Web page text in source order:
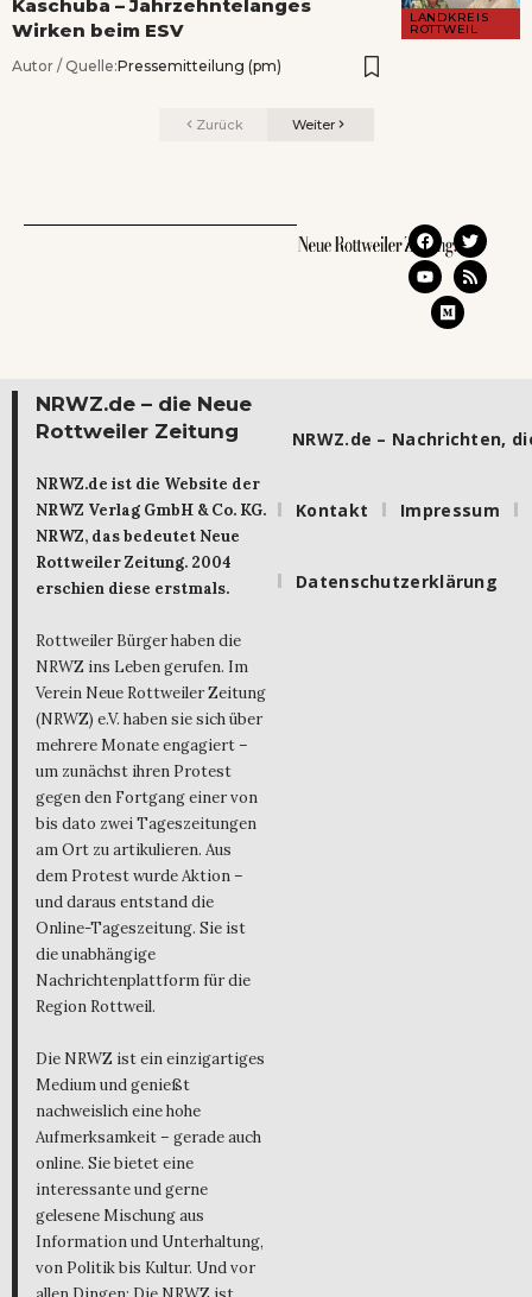
LANDKREIS
ROTTWEIL
Kaschuba – Jahrzehntelanges
Wirken beim ESV
Autor / Quelle:Pressemitteilung (pm)
Zurück Weiter
NRWZ.de – die Neue
Rottweiler Zeitung
NRWZ.de ist die Website der
NRWZ Verlag GmbH & Co. KG.
NRWZ, das bedeutet Neue
Rottweiler Zeitung. 2004
erschien diese erstmals.
Rottweiler Bürger haben die
NRWZ ins Leben gerufen. Im
Verein Neue Rottweiler Zeitung
(NRWZ) e.V. haben sie sich über
mehrere Monate engagiert –
um zunächst ihren Protest
gegen den Fortgang einer von
bis dato zwei Tageszeitungen
am Ort zu artikulieren. Aus
dem Protest wurde Aktion –
und daraus entstand die
Online-Tageszeitung. Sie ist
die unabhängige
Nachrichtenplattform für die
Region Rottweil.
Die NRWZ ist ein einzigartiges
Medium und genießt
nachweislich eine hohe
Aufmerksamkeit – gerade auch
online. Sie bietet eine
interessante und gerne
gelesene Mischung aus
Information und Unterhaltung,
von Politik bis Kultur. Und vor
NRWZ.de – Nachrichten,
Kontakt Impressum
Datenschutzerklärung